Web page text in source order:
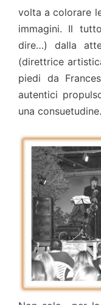
volta a colorare
immagini. Il
dire…) dalla
(direttrice
piedi da
autentici
una consuetudine.